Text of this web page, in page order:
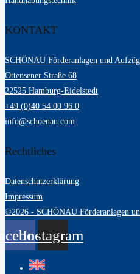
KONTAKT
SCHÖNAU Förderanlagen und
Ottensener Straße 68
22525 Hamburg-Eidelstedt
+49 (0)40 54 00 96 0
info@schoenau.com
Rechtliches
Datenschutzerklärung
Impressum
©2026 - SCHÖNAU Förderanlagen
Instagram